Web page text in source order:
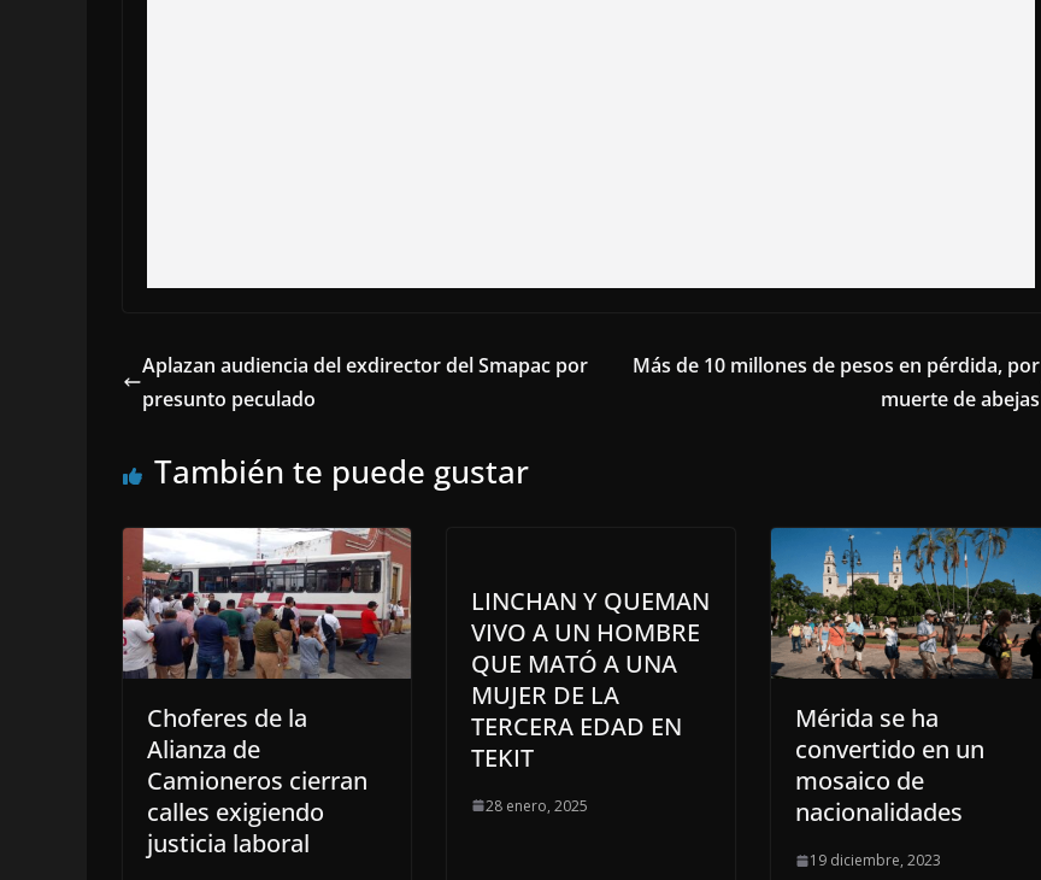
Aplazan audiencia del exdirector del Smapac por
presunto peculado
Más de 10 millones de pesos en pérdida, por
muerte de abejas
También te puede gustar
Choferes de la
Alianza de
Camioneros cierran
calles exigiendo
justicia laboral
LINCHAN Y QUEMAN
VIVO A UN HOMBRE
QUE MATÓ A UNA
MUJER DE LA
TERCERA EDAD EN
TEKIT
28 enero, 2025
Mérida se ha
convertido en un
mosaico de
nacionalidades
19 diciembre, 2023